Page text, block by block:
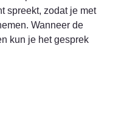
spreekt, zodat je met
Wanneer de
kun je het gesprek